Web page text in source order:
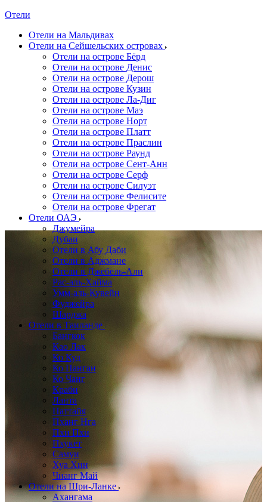
Отели
Отели на Мальдивах
Отели на Сейшельских островах
Отели на острове Бёрд
Отели на острове Денис
Отели на острове Дерош
Отели на острове Кузин
Отели на острове Ла-Диг
Отели на острове Маэ
Отели на острове Норт
Отели на острове Платт
Отели на острове Праслин
Отели на острове Раунд
Отели на острове Сент-Анн
Отели на острове Серф
Отели на острове Силуэт
Отели на острове Фелисите
Отели на острове Фрегат
Отели ОАЭ
Джумейра
Дубаи
Отели в Абу Даби
Отели в Аджмане
Отели в Джебель-Али
Рас-аль-Хайма
Умм-аль-Кувейн
Фуджейра
Шарджа
Отели в Таиланде
Бангкок
Као Лак
Ко Куд
Ко Панган
Ко Чанг
Краби
Ланта
Паттайя
Пханг Нга
Пхи Пхи
Пхукет
Самуи
Хуа Хин
Чианг Май
Отели на Шри-Ланке
Ахангама